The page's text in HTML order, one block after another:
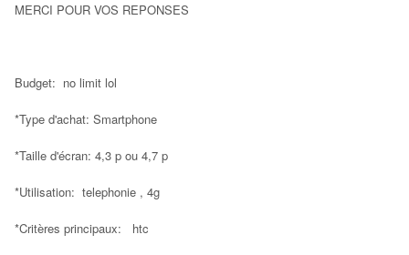
MERCI POUR VOS REPONSES
Budget: no limit lol
*Type d'achat: Smartphone
*Taille d'écran: 4,3 p ou 4,7 p
*Utilisation: telephonie , 4g
*Critères principaux: htc